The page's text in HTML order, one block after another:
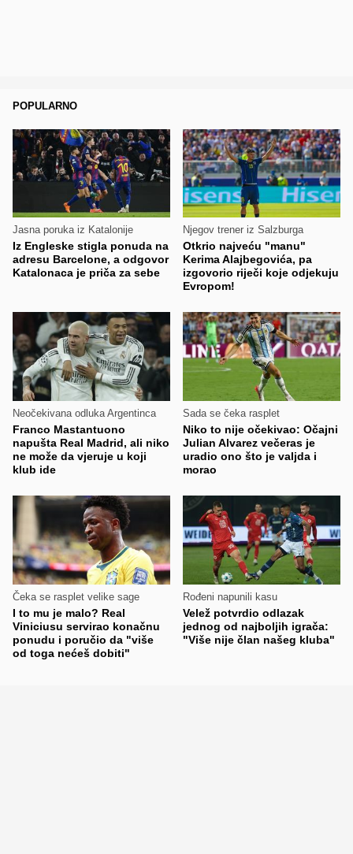
POPULARNO
Jasna poruka iz Katalonije
Iz Engleske stigla ponuda na
adresu Barcelone, a odgovor
Katalonaca je priča za sebe
Njegov trener iz Salzburga
Otkrio najveću "manu"
Kerima Alajbegovića, pa
izgovorio riječi koje odjekuju
Evropom!
Neočekivana odluka Argentinca
Franco Mastantuono
napušta Real Madrid, ali niko
ne može da vjeruje u koji
klub ide
Sada se čeka rasplet
Niko to nije očekivao: Očajni
Julian Alvarez večeras je
uradio ono što je valjda i
morao
Čeka se rasplet velike sage
I to mu je malo? Real
Viniciusu servirao konačnu
ponudu i poručio da "više
od toga nećeš dobiti"
Rođeni napunili kasu
Velež potvrdio odlazak
jednog od najboljih igrača:
"Više nije član našeg kluba"